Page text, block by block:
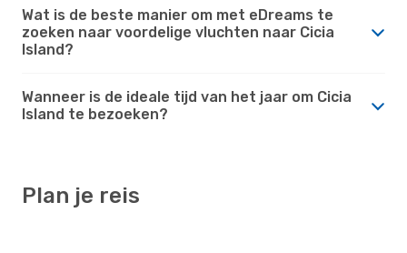
Wat is de beste manier om met eDreams te
zoeken naar voordelige vluchten naar Cicia
Island?
Wanneer is de ideale tijd van het jaar om Cicia
Island te bezoeken?
Plan je reis